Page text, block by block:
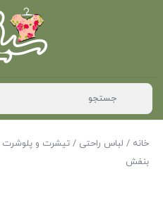
خانه / لباس راحتی / تیشرت و پلوشرت
بنفش